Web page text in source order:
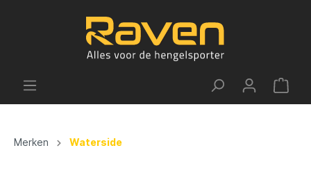
Merken Waterside